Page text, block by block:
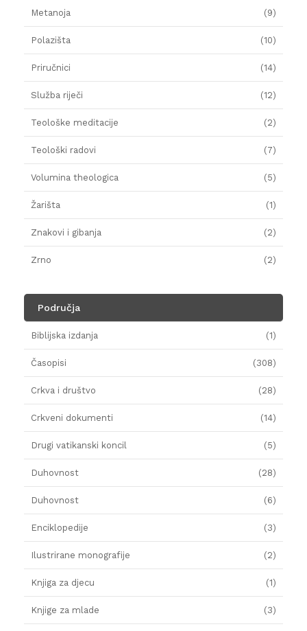
Metanoja (9)
Polazišta (10)
Priručnici (14)
Služba riječi (12)
Teološke meditacije (2)
Teološki radovi (7)
Volumina theologica (5)
Žarišta (1)
Znakovi i gibanja (2)
Zrno (2)
Područja
Biblijska izdanja (1)
Časopisi (308)
Crkva i društvo (28)
Crkveni dokumenti (14)
Drugi vatikanski koncil (5)
Duhovnost (28)
Duhovnost (6)
Enciklopedije (3)
Ilustrirane monografije (2)
Knjiga za djecu (1)
Knjige za mlade (3)